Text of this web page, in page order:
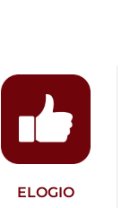
ELOGIO